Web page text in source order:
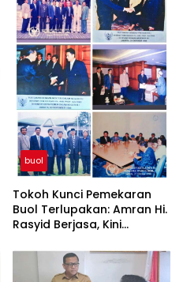
buol
Tokoh Kunci Pemekaran
Buol Terlupakan: Amran Hi.
Rasyid Berjasa, Kini
Keras